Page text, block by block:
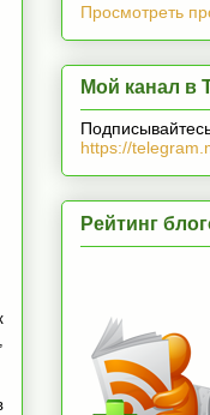
Просмотреть
Мой канал в
https://
Рейтинг